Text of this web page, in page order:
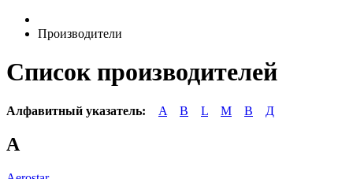
Производители
Список производителей
Алфавитный указатель: A B L M В Д
A